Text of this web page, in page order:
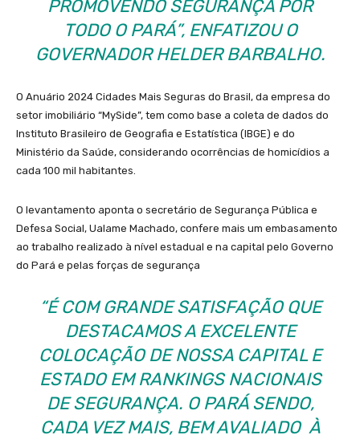
PROMOVENDO SEGURANÇA POR
TODO O PARÁ”, ENFATIZOU O
GOVERNADOR HELDER BARBALHO.
O Anuário 2024 Cidades Mais Seguras do Brasil, da empresa do
setor imobiliário “MySide”, tem como base a coleta de dados do
Instituto Brasileiro de Geografia e Estatística (IBGE) e do
Ministério da Saúde, considerando ocorrências de homicídios a
cada 100 mil habitantes.
O levantamento aponta o secretário de Segurança Pública e
Defesa Social, Ualame Machado, confere mais um embasamento
ao trabalho realizado à nível estadual e na capital pelo Governo
do Pará e pelas forças de segurança
“É COM GRANDE SATISFAÇÃO QUE
DESTACAMOS A EXCELENTE
COLOCAÇÃO DE NOSSA CAPITAL E
ESTADO EM RANKINGS NACIONAIS
DE SEGURANÇA. O PARÁ SENDO,
CADA VEZ MAIS, BEM AVALIADO À